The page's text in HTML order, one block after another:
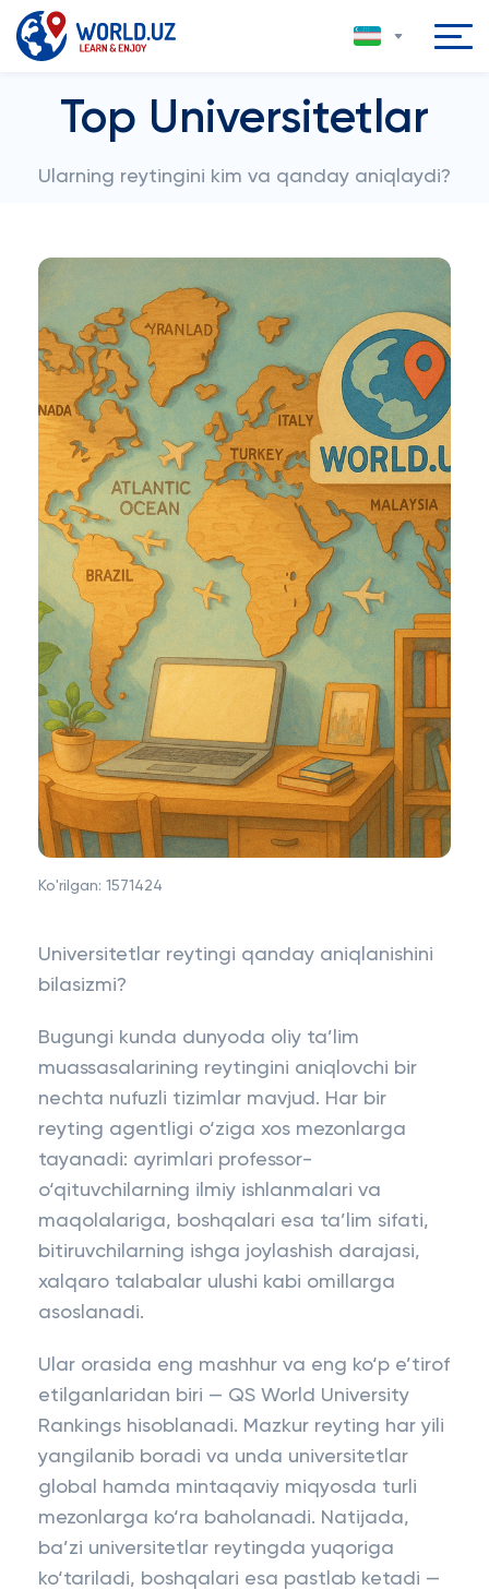
Top Universitetlar
Ularning reytingini kim va qanday aniqlaydi?
Ko'rilgan: 1571424
Universitetlar reytingi qanday aniqlanishini
bilasizmi?
Bugungi kunda dunyoda oliy ta’lim
muassasalarining reytingini aniqlovchi bir
nechta nufuzli tizimlar mavjud. Har bir
reyting agentligi o‘ziga xos mezonlarga
tayanadi: ayrimlari professor-
o‘qituvchilarning ilmiy ishlanmalari va
maqolalariga, boshqalari esa ta’lim sifati,
bitiruvchilarning ishga joylashish darajasi,
xalqaro talabalar ulushi kabi omillarga
asoslanadi.
Ular orasida eng mashhur va eng ko‘p e’tirof
etilganlaridan biri — QS World University
Rankings hisoblanadi. Mazkur reyting har yili
yangilanib boradi va unda universitetlar
global hamda mintaqaviy miqyosda turli
mezonlarga ko‘ra baholanadi. Natijada,
ba’zi universitetlar reytingda yuqoriga
ko‘tariladi, boshqalari esa pastlab ketadi —